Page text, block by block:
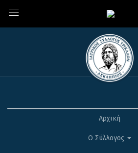
Αρχική
Ο Σύλλογος